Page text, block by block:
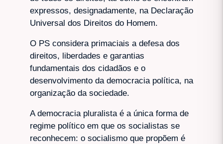
expressos, designadamente, na Declaração
Universal dos Direitos do Homem.
O PS considera primaciais a defesa dos
direitos, liberdades e garantias
fundamentais dos cidadãos e o
desenvolvimento da democracia política, na
organização da sociedade.
A democracia pluralista é a única forma de
regime político em que os socialistas se
reconhecem: o socialismo que propõem é